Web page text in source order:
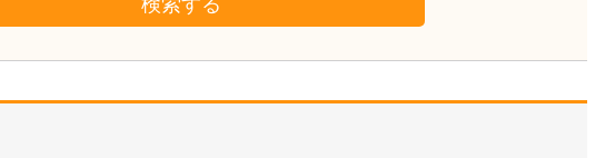
検索する
あさひクリニック
松尾 祐志院長取材記事